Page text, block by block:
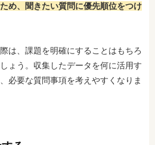
め、聞きたい質問に優先順位をつけ
は、課題を明確にすることはもちろ
ょう。収集したデータを何に活用す
必要な質問事項を考えやすくなりま